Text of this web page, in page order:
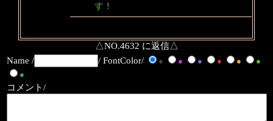
す！
△NO.4632 に返信△
Name /
/ FontColor/ ● ● ● ● ●
●
●
コメント/